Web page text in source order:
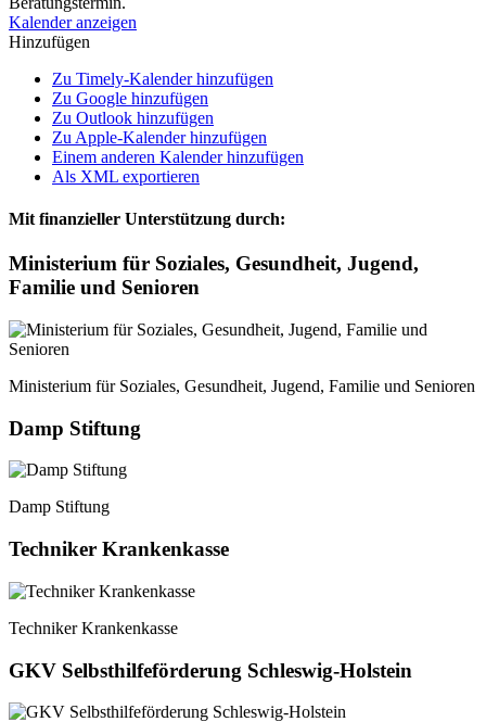
Kalender anzeigen
Hinzufügen
Zu Timely-Kalender hinzufügen
Zu Google hinzufügen
Zu Outlook hinzufügen
Zu Apple-Kalender hinzufügen
Einem anderen Kalender hinzufügen
Als XML exportieren
Mit finanzieller Unterstützung durch:
Ministerium für Soziales, Gesundheit, Jugend,
Familie und Senioren
Ministerium für Soziales, Gesundheit, Jugend, Familie und Senioren
Damp Stiftung
Damp Stiftung
Techniker Krankenkasse
Techniker Krankenkasse
GKV Selbsthilfeförderung Schleswig-Holstein